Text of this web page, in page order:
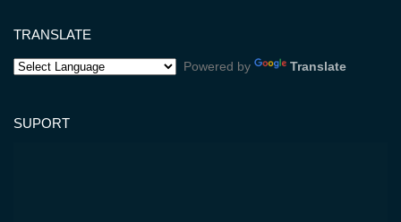
TRANSLATE
Powered by Translate
SUPORT